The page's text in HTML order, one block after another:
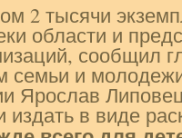
2 тысячи
области и
сообщил
семьи и
Ярослав
издать в виде